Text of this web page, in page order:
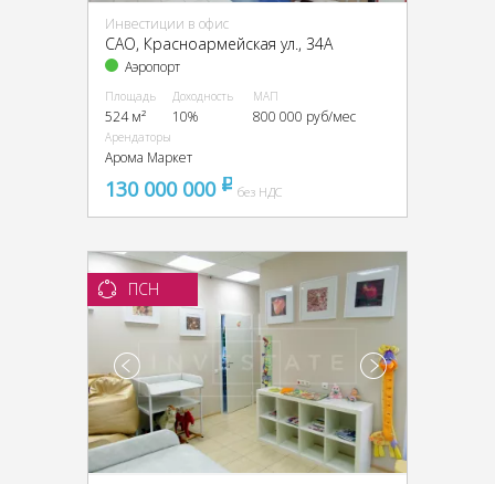
Инвестиции в офис
CАО, Красноармейская ул., 34А
Аэропорт
Площадь
524 м²
Доходность
10%
МАП
800 000 руб/мес
Арендаторы
Арома Маркет
130 000 000 pуббез НДС
ПСН